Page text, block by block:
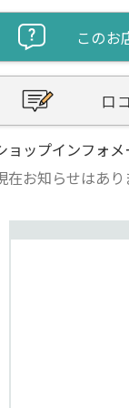
このお
口
ョップインフォ
在お知らせはあり